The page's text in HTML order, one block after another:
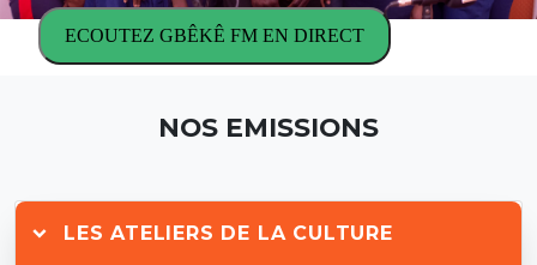
ECOUTEZ GBÊKÊ FM EN DIRECT
NOS EMISSIONS
LES ATELIERS DE LA CULTURE